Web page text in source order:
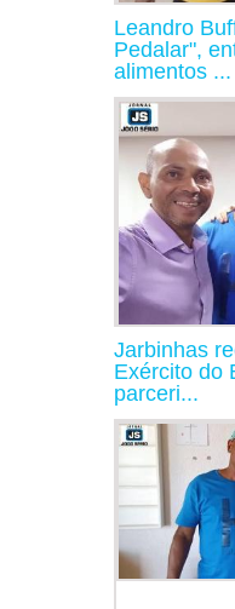
Leandro
Pedalar",
alimentos ...
Jarbinhas
Exército do
parceri...